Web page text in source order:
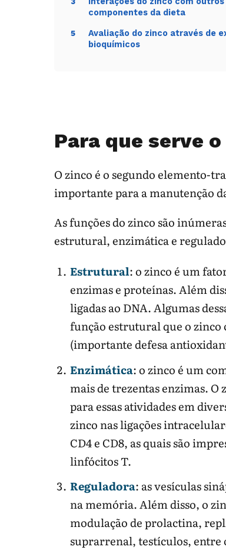
componentes da dieta
5
Avaliação do zinco através de
bioquímicos
Para que serve
O zinco é o segundo elemento-
importante para a manutenção
As funções do zinco são
estrutural, enzimática e
Estrutural: o zinco é um
enzimas e proteínas. Além
ligadas ao DNA. Algumas
função estrutural que o zinco
(importante defesa
Enzimática: o zinco é um
mais de trezentas enzimas.
para essas atividades em
zinco nas ligações
CD4 e CD8, as quais são
linfócitos T.
Reguladora: as vesículas
na memória. Além disso, o
modulação de prolactina,
suprarrenal, testículos, entre